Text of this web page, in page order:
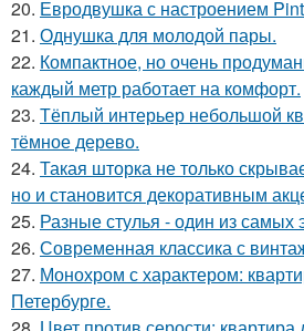
20. Евродвушка с настроением
21. Однушка для молодой пары.
22. Компактное, но очень
каждый метр работает на комфорт.
23. Тёплый интерьер небольшой
тёмное дерево.
24. Такая шторка не только
но и становится декоративным
25. Разные стулья - один из
26. Современная классика с
27. Монохром с характером:
Петербурге.